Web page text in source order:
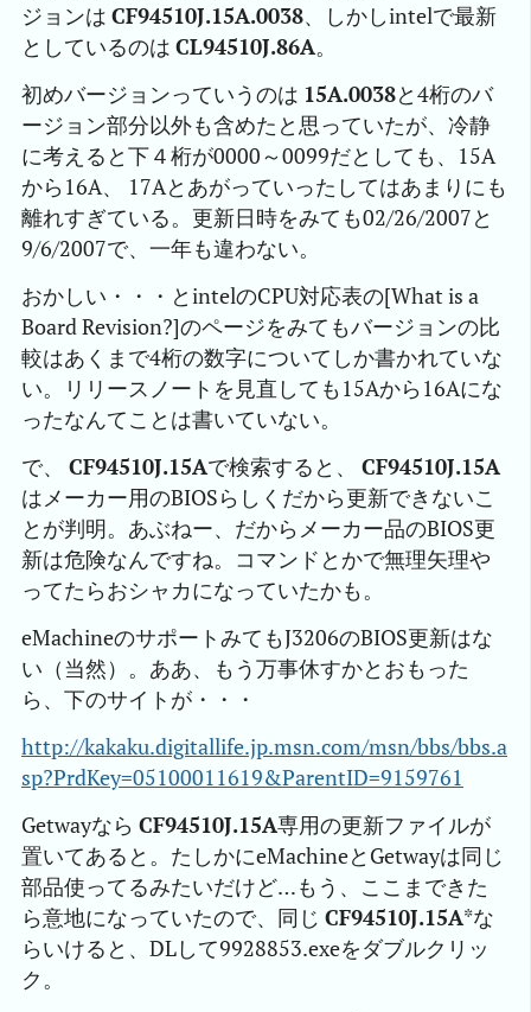
ジョンは CF94510J.15A.0038、しかしintelで最新
としているのは CL94510J.86A。
初めバージョンっていうのは 15A.0038と4桁のバ
ージョン部分以外も含めたと思っていたが、冷静
に考えると下４桁が0000～0099だとしても、15A
から16A、 17Aとあがっていったしてはあまりにも
離れすぎている。更新日時をみても02/26/2007と
9/6/2007で、一年も違わない。
おかしい・・・とintelのCPU対応表の[What is a
Board Revision?]のページをみてもバージョンの比
較はあくまで4桁の数字についてしか書かれていな
い。リリースノートを見直しても15Aから16Aにな
ったなんてことは書いていない。
で、 CF94510J.15Aで検索すると、 CF94510J.15A
はメーカー用のBIOSらしくだから更新できないこ
とが判明。あぶねー、だからメーカー品のBIOS更
新は危険なんですね。コマンドとかで無理矢理や
ってたらおシャカになっていたかも。
eMachineのサポートみてもJ3206のBIOS更新はな
い（当然）。ああ、もう万事休すかとおもった
ら、下のサイトが・・・
http://kakaku.digitallife.jp.msn.com/msn/bbs/bbs.a
sp?PrdKey=05100011619&ParentID=9159761
Getwayなら CF94510J.15A専用の更新ファイルが
置いてあると。たしかにeMachineとGetwayは同じ
部品使ってるみたいだけど…もう、ここまできた
ら意地になっていたので、同じ CF94510J.15A*な
らいけると、DLして9928853.exeをダブルクリッ
ク。